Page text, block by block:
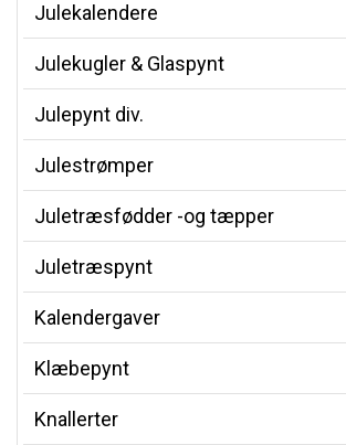
Julekalendere
Julekugler & Glaspynt
Julepynt div.
Julestrømper
Juletræsfødder -og tæpper
Juletræspynt
Kalendergaver
Klæbepynt
Knallerter